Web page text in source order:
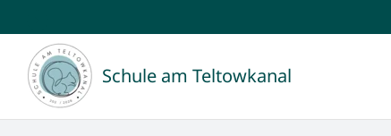
Inhalt
springen
Schule am Teltowkanal